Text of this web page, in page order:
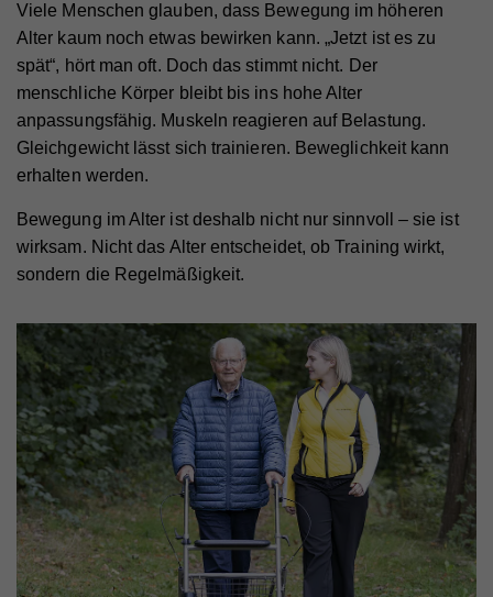
Viele Menschen glauben, dass Bewegung im höheren
Alter kaum noch etwas bewirken kann. „Jetzt ist es zu
spät“, hört man oft. Doch das stimmt nicht. Der
menschliche Körper bleibt bis ins hohe Alter
anpassungsfähig. Muskeln reagieren auf Belastung.
Gleichgewicht lässt sich trainieren. Beweglichkeit kann
erhalten werden.
Bewegung im Alter ist deshalb nicht nur sinnvoll – sie ist
wirksam. Nicht das Alter entscheidet, ob Training wirkt,
sondern die Regelmäßigkeit.